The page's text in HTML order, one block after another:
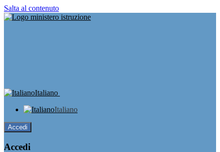
Salta al contenuto
Italiano
Italiano
Accedi
Accedi